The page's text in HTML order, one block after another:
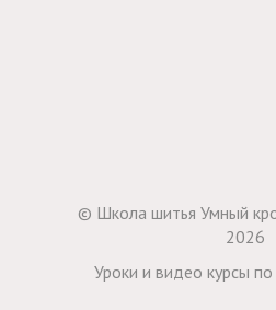
© Школа шитья Умный
2026
Уроки и видео курсы